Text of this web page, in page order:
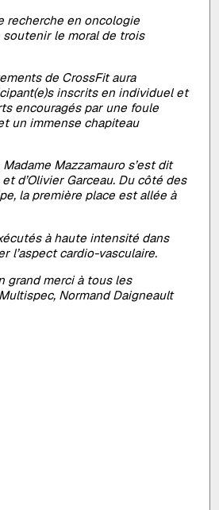
recherche en oncologie
soutenir le moral de trois
de CrossFit aura
inscrits en individuel et
encouragés par une foule
un immense chapiteau
Mazzamauro s’est dit
d’Olivier Garceau. Du côté des
la première place est allée à
à haute intensité dans
l’aspect cardio-vasculaire.
grand merci à tous les
Normand Daigneault